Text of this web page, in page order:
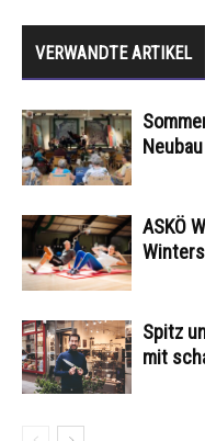
VERWANDTE ARTIKEL
Neubau
ASKÖ
Spitz
mit